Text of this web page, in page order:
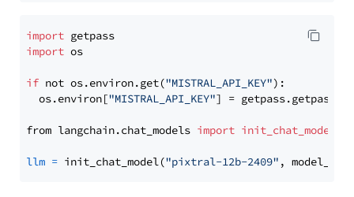
import
import os
if not os.environ.get("MISTRAL_API_KEY"):
  os.environ[
"MISTRAL_API_KEY"] = getpass.getpass(
from langchain.chat_models import init_chat_model
llm = init_chat_model("pixtral-12b-2409" ,